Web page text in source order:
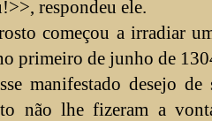
respondeu ele.
começou a irradiar
primeiro de junho de
manifestado desejo
não lhe fizeram a